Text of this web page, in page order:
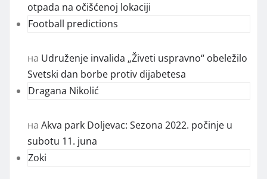
otpada na očišćenoj lokaciji
Football predictions
на Udruženje invalida „Živeti uspravno“ obeležilo
Svetski dan borbe protiv dijabetesa
Dragana Nikolić
на Akva park Doljevac: Sezona 2022. počinje u
subotu 11. juna
Zoki